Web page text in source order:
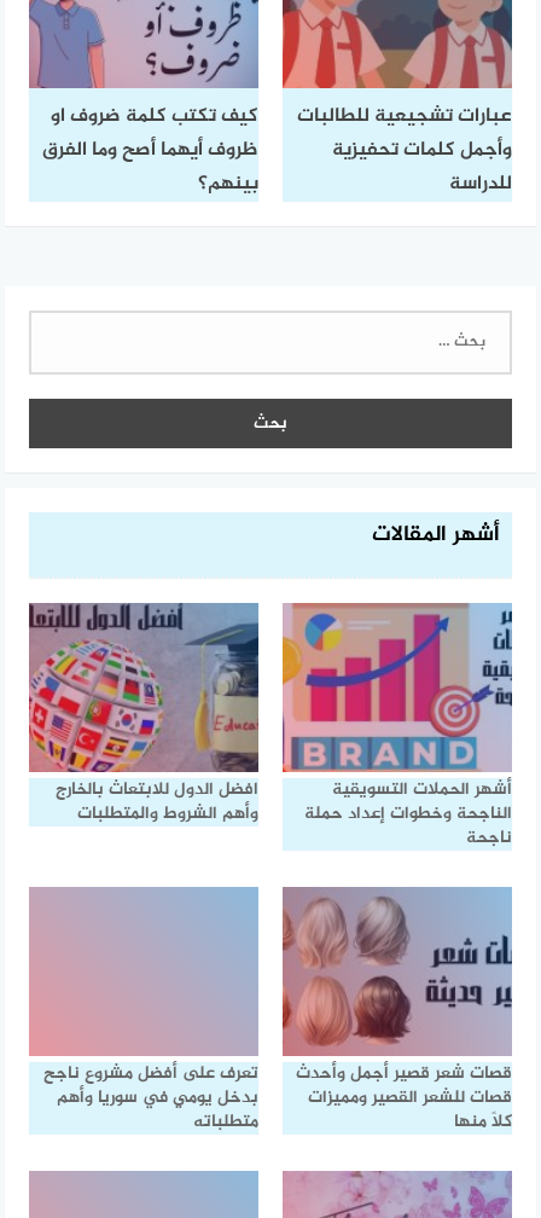
عبارات تشجيعية للطالبات
وأجمل كلمات تحفيزية
للدراسة
كيف تكتب كلمة ضروف او
ظروف أيهما أصح وما الفرق
بينهم؟
البحث
أشهر المقالات
أشهر الحملات التسويقية
الناجحة وخطوات إعداد حملة
ناجحة
افضل الدول للابتعاث بالخارج
وأهم الشروط والمتطلبات
قصات شعر قصير أجمل وأحدث
قصات للشعر القصير ومميزات
كلًا منها
تعرف على أفضل مشروع ناجح
بدخل يومي في سوريا وأهم
متطلباته